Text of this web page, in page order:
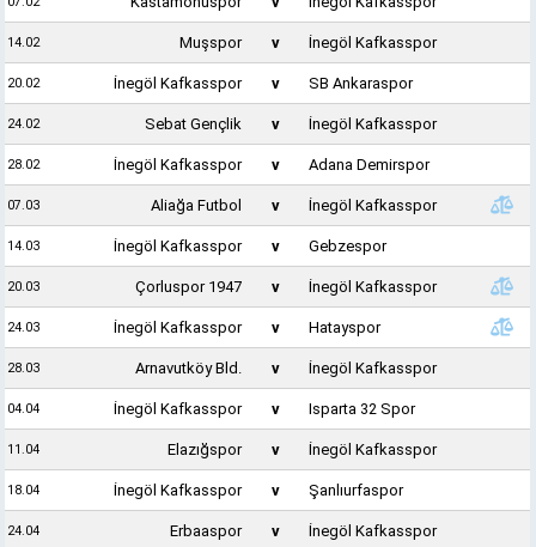
14.02 Muşspor v İnegöl Kafkasspor
20.02 İnegöl Kafkasspor v SB Ankaraspor
24.02 Sebat Gençlik v İnegöl Kafkasspor
28.02 İnegöl Kafkasspor v Adana Demirspor
07.03 Aliağa Futbol v İnegöl Kafkasspor
14.03 İnegöl Kafkasspor v Gebzespor
20.03 Çorluspor 1947 v İnegöl Kafkasspor
24.03 İnegöl Kafkasspor v Hatayspor
28.03 Arnavutköy Bld. v İnegöl Kafkasspor
04.04 İnegöl Kafkasspor v Isparta 32 Spor
11.04 Elazığspor v İnegöl Kafkasspor
18.04 İnegöl Kafkasspor v Şanlıurfaspor
24.04 Erbaaspor v İnegöl Kafkasspor